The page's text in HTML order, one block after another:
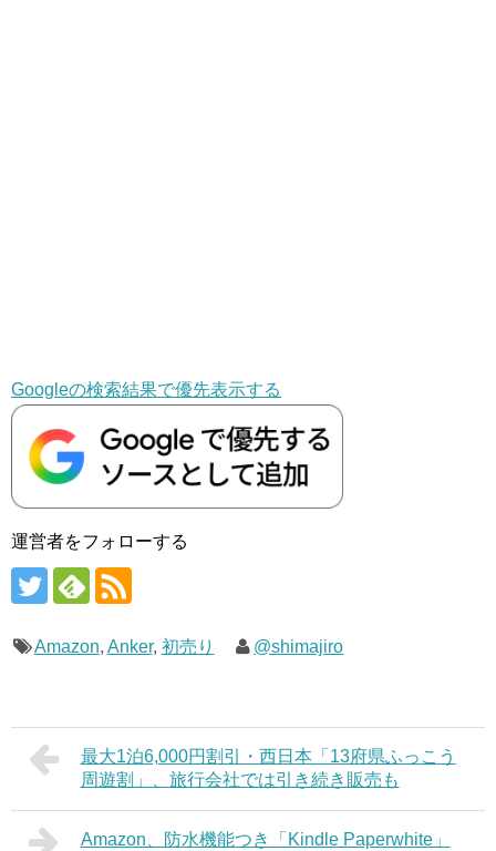
Googleの検索結果で優先表示する
運営者をフォローする
Amazon, Anker, 初売り @shimajiro
最大1泊6,000円割引・西日本「13府県ふっこう
周遊割」、旅行会社では引き続き販売も
Amazon、防水機能つき「Kindle Paperwhite」